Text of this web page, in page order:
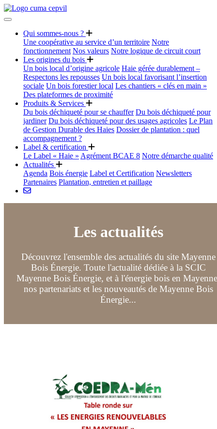
Qui sommes-nous ?
Une coopérative au service d’un territoire Notre
fonctionnement Nos valeurs Notre logique de circuit court
Les origines du bois
Un bois local d’origine agricole Haie gérée durablement –
Respectons les repousses Un bois local favorisant l’insertion
sociale Un bois forestier local Les chantiers « clés en main »
Des plateformes de proximité
Produits & Services
Du bois déchiqueté pour se chauffer Du bois déchiqueté pour
jardiner Du bois déchiqueté pour des usages agricoles Le Plan
de Gestion Durable des Haies Dossier de plantation : quel
accompagnement ?
Label & certification
Le Label « Haie » Agrément BCAE 8 Notre démarche qualité
Actualités
Agenda Bois énergie Label et Certification Newsletters
Partenaires Plantation, entretien et paillage
Les actualités
Découvrez l'ensemble des actualités du site Mayenne
Bois Énergie. Toute l'actualité dédiée à la SCIC
Mayenne Bois Énergie, et à l'énergie bois en
nos partenariats et les nouveautés de Mayenne Bois
Énergie...